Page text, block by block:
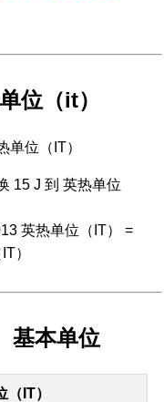
位（it）
单位（IT）
15 J 到 英热单位
英热单位（IT） =
）
基本单位
（IT）